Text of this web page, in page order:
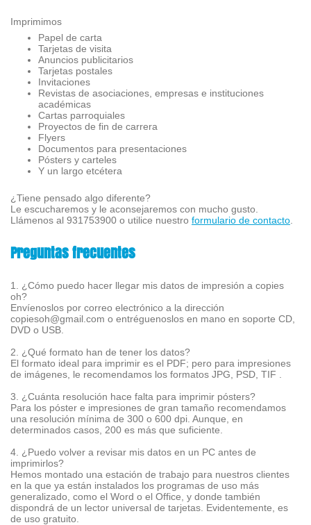
Imprimimos
Papel de carta
Tarjetas de visita
Anuncios publicitarios
Tarjetas postales
Invitaciones
Revistas de asociaciones, empresas e instituciones
académicas
Cartas parroquiales
Proyectos de fin de carrera
Flyers
Documentos para presentaciones
Pósters y carteles
Y un largo etcétera
¿Tiene pensado algo diferente?
Le escucharemos y le aconsejaremos con mucho gusto.
Llámenos al 931753900 o utilice nuestro formulario de contacto
Preguntas frecuentes
1. ¿Cómo puedo hacer llegar mis datos de impresión a copies
oh?
Envíenoslos por correo electrónico a la dirección
copiesoh@gmail.com o entréguenoslos en mano en soporte CD,
DVD o USB.
2. ¿Qué formato han de tener los datos?
El formato ideal para imprimir es el PDF; pero para impresiones
de imágenes, le recomendamos los formatos JPG, PSD, TIF .
3. ¿Cuánta resolución hace falta para imprimir pósters?
Para los póster e impresiones de gran tamaño recomendamos
una resolución mínima de 300 o 600 dpi. Aunque, en
determinados casos, 200 es más que suficiente.
4. ¿Puedo volver a revisar mis datos en un PC antes de
imprimirlos?
Hemos montado una estación de trabajo para nuestros clientes
en la que ya están instalados los programas de uso más
generalizado, como el Word o el Office, y donde también
dispondrá de un lector universal de tarjetas. Evidentemente, es
de uso gratuito.